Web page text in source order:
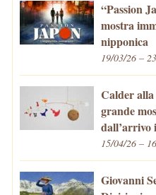
“Passion
mostra
nipponica
19/03/26 –
Calder
grande
dall’arrivo
15/04/26 –
Giovanni